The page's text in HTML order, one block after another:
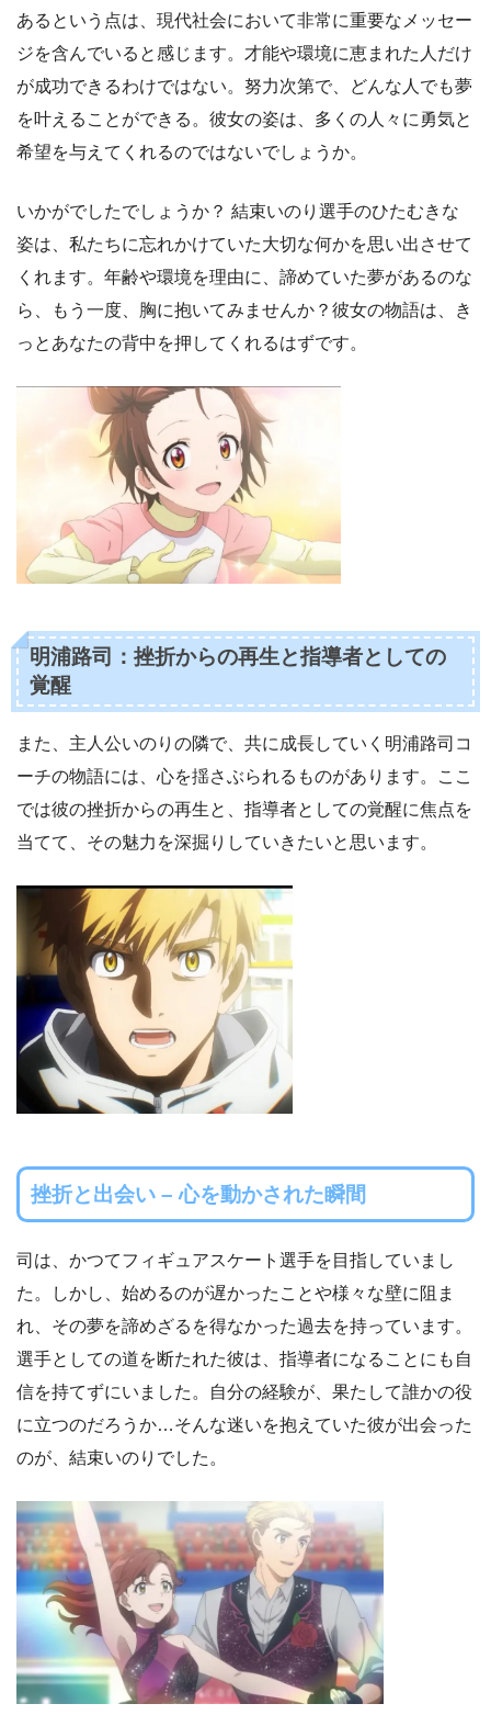
あるという点は、現代社会において非常に重要なメッセー
ジを含んでいると感じます。才能や環境に恵まれた人だけ
が成功できるわけではない。努力次第で、どんな人でも夢
を叶えることができる。彼女の姿は、多くの人々に勇気と
希望を与えてくれるのではないでしょうか。
いかがでしたでしょうか？ 結束いのり選手のひたむきな
姿は、私たちに忘れかけていた大切な何かを思い出させて
くれます。年齢や環境を理由に、諦めていた夢があるのな
ら、もう一度、胸に抱いてみませんか？彼女の物語は、き
っとあなたの背中を押してくれるはずです。
明浦路司：挫折からの再生と指導者としての
覚醒
また、主人公いのりの隣で、共に成長していく明浦路司コ
ーチの物語には、心を揺さぶられるものがあります。ここ
では彼の挫折からの再生と、指導者としての覚醒に焦点を
当てて、その魅力を深掘りしていきたいと思います。
挫折と出会い – 心を動かされた瞬間
司は、かつてフィギュアスケート選手を目指していまし
た。しかし、始めるのが遅かったことや様々な壁に阻ま
れ、その夢を諦めざるを得なかった過去を持っています。
選手としての道を断たれた彼は、指導者になることにも自
信を持てずにいました。自分の経験が、果たして誰かの役
に立つのだろうか…そんな迷いを抱えていた彼が出会った
のが、結束いのりでした。